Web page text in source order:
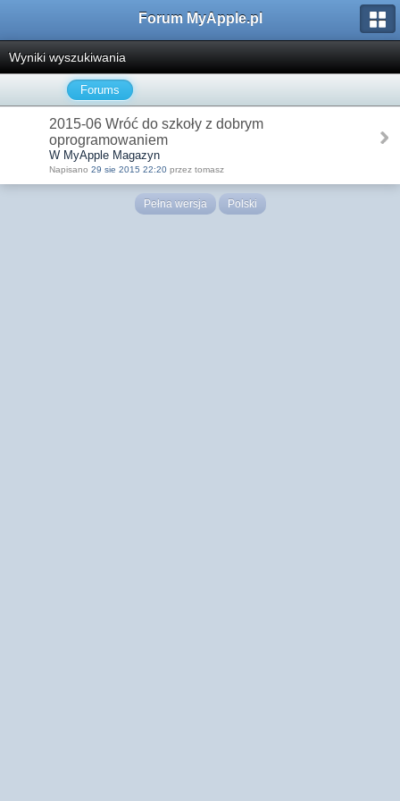
Forum MyApple.pl
Wyniki wyszukiwania
Forums
2015-06 Wróć do szkoły z dobrym
oprogramowaniem
W MyApple Magazyn
Napisano 29 sie 2015 22:20 przez tomasz
Pełna wersja Polski